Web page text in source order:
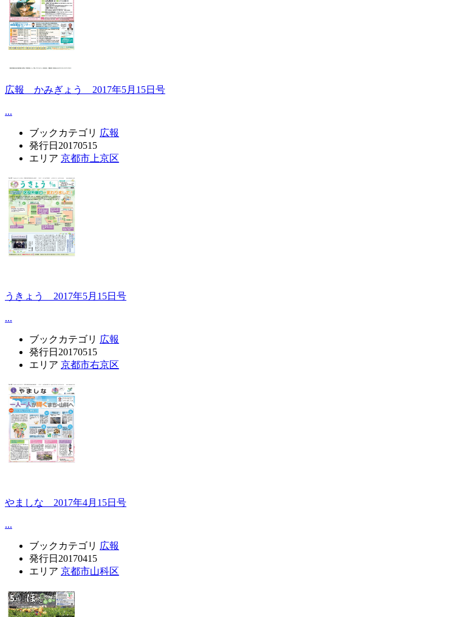
広報 かみぎょう 2017年5月15日号
...
ブックカテゴリ 広報
発行日 20170515
エリア 京都市上京区
うきょう 2017年5月15日号
...
ブックカテゴリ 広報
発行日 20170515
エリア 京都市右京区
やましな 2017年4月15日号
...
ブックカテゴリ 広報
発行日 20170415
エリア 京都市山科区